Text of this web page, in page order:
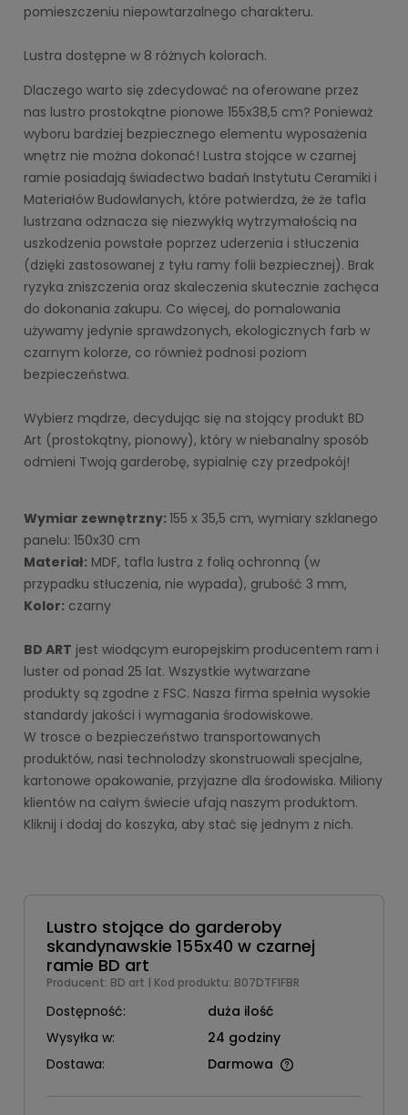
pomieszczeniu niepowtarzalnego charakteru.
Lustra dostępne w 8 różnych kolorach.
Dlaczego warto się zdecydować na oferowane przez
nas lustro prostokątne pionowe 155x38,5 cm? Ponieważ
wyboru bardziej bezpiecznego elementu wyposażenia
wnętrz nie można dokonać! Lustra stojące w czarnej
ramie posiadają świadectwo badań Instytutu Ceramiki i
Materiałów Budowlanych, które potwierdza, że że tafla
lustrzana odznacza się niezwykłą wytrzymałością na
uszkodzenia powstałe poprzez uderzenia i stłuczenia
(dzięki zastosowanej z tyłu ramy folii bezpiecznej). Brak
ryzyka zniszczenia oraz skaleczenia skutecznie zachęca
do dokonania zakupu. Co więcej, do pomalowania
używamy jedynie sprawdzonych, ekologicznych farb w
czarnym kolorze, co również podnosi poziom
bezpieczeństwa.
Wybierz mądrze, decydując się na stojący produkt BD
Art (prostokątny, pionowy), który w niebanalny sposób
odmieni Twoją garderobę, sypialnię czy przedpokój!
Wymiar zewnętrzny: 155 x 35,5 cm, wymiary szklanego
panelu: 150x30 cm
Materiał: MDF, tafla lustra z folią ochronną (w
przypadku stłuczenia, nie wypada), grubość 3 mm,
Kolor: czarny
BD ART jest wiodącym europejskim producentem ram i
luster od ponad 25 lat. Wszystkie wytwarzane
produkty są zgodne z FSC. Nasza firma spełnia wysokie
standardy jakości i wymagania środowiskowe.
W trosce o bezpieczeństwo transportowanych
produktów, nasi technolodzy skonstruowali specjalne,
kartonowe opakowanie, przyjazne dla środowiska. Miliony
klientów na całym świecie ufają naszym produktom.
Kliknij i dodaj do koszyka, aby stać się jednym z nich.
Lustro stojące do garderoby
skandynawskie 155x40 w czarnej
ramie BD art
Producent: BD art | Kod produktu: B07DTF1FBR
Dostępność:
duża ilość
Wysyłka w:
24 godziny
Dostawa:
Darmowa